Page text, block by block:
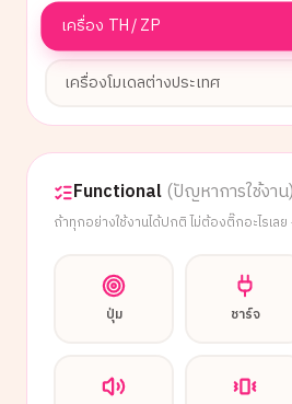
เครื่อง TH / ZP
เครื่องโมเดลต่างประเทศ
Functional(ปัญหาการใช้งาน)
ถ้าทุกอย่างใช้งานได้ปกติ ไม่ต้องติ๊กอะไรเลย
ปุ่ม ชาร์จ